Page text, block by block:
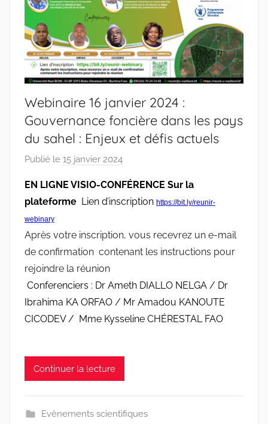
Webinaire 16 janvier 2024 :
Gouvernance foncière dans les pays
du sahel : Enjeux et défis actuels
Publié le 15 janvier 2024
r
r
c
i
e
s
-
EN LIGNE VISIO-CONFÉRENCE Sur la
plateforme Lien d’inscription https://bit.ly/reunir-
webinary
Après votre inscription, vous recevrez un e-mail
de confirmation contenant les instructions pour
rejoindre la réunion
Conferenciers : Dr Ameth DIALLO NELGA / Dr
Ibrahima KA ORFAO / Mr Amadou KANOUTE
CICODEV / Mme Kysseline CHÉRESTAL FAO
Continuer la lecture
Evènements scientifiques